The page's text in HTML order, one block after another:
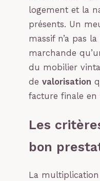
logement et la
présents. Un
massif n’a pas
marchande
du mobilier
de valorisation
facture finale
Les
bon
La